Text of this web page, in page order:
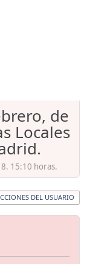
de
Locales
15:10 horas.
DEL USUARIO